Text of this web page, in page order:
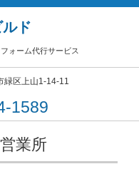
ド
ォーム代行サービス
区上山1-14-11
1589
業所